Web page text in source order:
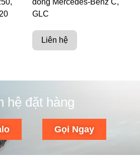
dòng Mercedes-Benz C,
GLC
Liên hệ
hệ đặt hàng
Gọi Ngay